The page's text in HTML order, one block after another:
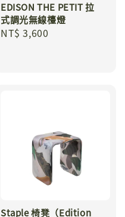
EDISON THE PETIT 拉
式調光無線檯燈
Regular
NT$ 3,600
Staple 椅凳（Edition